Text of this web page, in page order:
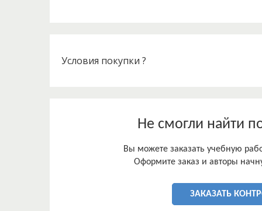
Условия покупки ?
Не смогли найти
Вы можете заказать учебную
Оформите заказ и авторы
ЗАКАЗАТЬ